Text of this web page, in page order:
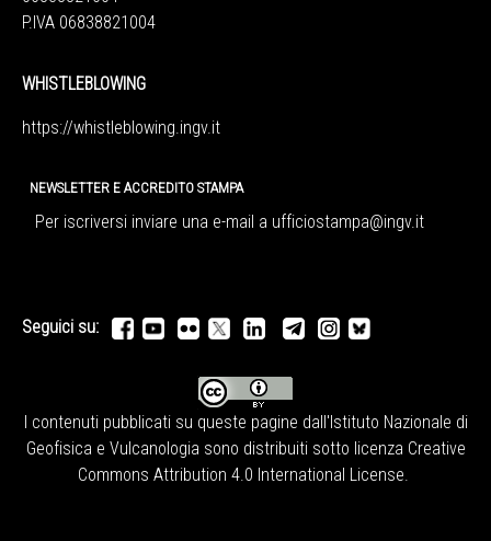
P.IVA 06838821004
WHISTLEBLOWING
https://whistleblowing.ingv.it
NEWSLETTER E ACCREDITO STAMPA
Per iscriversi inviare una e-mail a ufficiostampa@ingv.it
Seguici su:
I contenuti pubblicati su queste pagine dall' Istituto Nazionale di
Geofisica e Vulcanologia sono distribuiti sotto licenza Creative
Commons Attribution 4.0 International License.